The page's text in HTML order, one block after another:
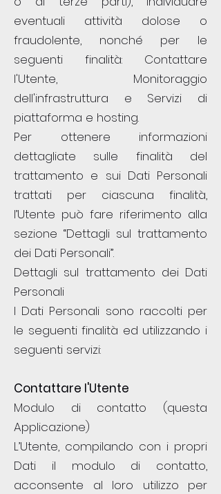
eventuali attività dolose o
fraudolente, nonché per le
seguenti finalità: Contattare
l'Utente, Monitoraggio
dell'infrastruttura e Servizi di
piattaforma e hosting.
Per ottenere informazioni
dettagliate sulle finalità del
trattamento e sui Dati Personali
trattati per ciascuna finalità,
l’Utente può fare riferimento alla
sezione “Dettagli sul trattamento
dei Dati Personali”.
Dettagli sul trattamento dei Dati
Personali
I Dati Personali sono raccolti per
le seguenti finalità ed utilizzando i
seguenti servizi:
Contattare l'Utente
Modulo di contatto (questa
Applicazione)
L’Utente, compilando con i propri
Dati il modulo di contatto,
acconsente al loro utilizzo per